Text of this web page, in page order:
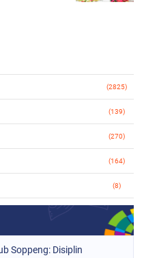
(2825)
(139)
(270)
(164)
(8)
(112)
(965)
Soppeng: Disiplin